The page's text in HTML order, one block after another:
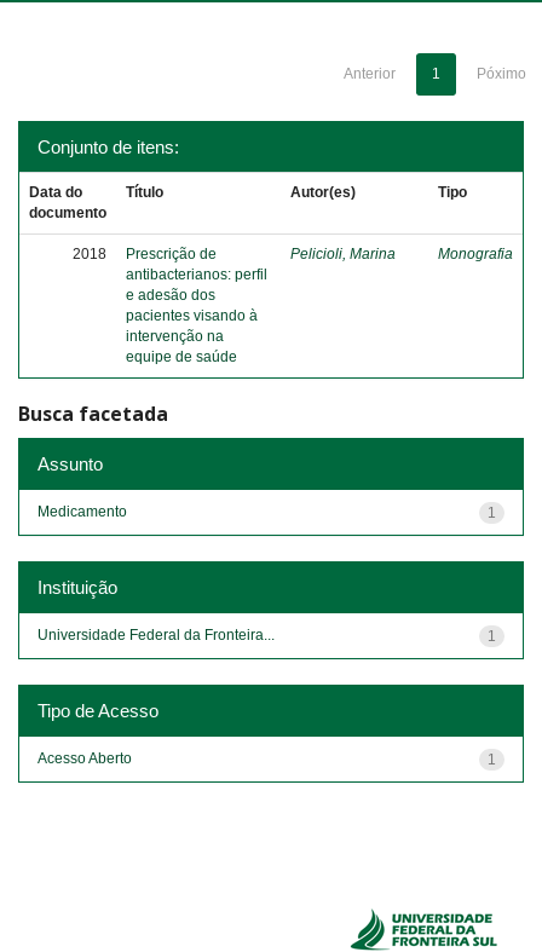
Anterior 1 Póximo
Conjunto de itens:
Data do
documento
Título Autor(es) Tipo
2018
Prescrição de
antibacterianos: perfil
e adesão dos
pacientes visando à
intervenção na
equipe de saúde
Pelicioli, Marina Monografia
Busca facetada
Assunto
1
Medicamento
Instituição
1
Universidade Federal da Fronteira...
Tipo de Acesso
1
Acesso Aberto